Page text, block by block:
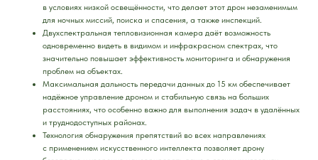
в условиях низкой освещённости, что делает этот дрон незаменимым
для ночных миссий, поиска и спасения, а также инспекций.
Двухспектральная тепловизионная камера даёт возможность
одновременно видеть в видимом и инфракрасном спектрах, что
значительно повышает эффективность мониторинга и обнаружения
проблем на объектах.
Максимальная дальность передачи данных до 15 км обеспечивает
надёжное управление дроном и стабильную связь на больших
расстояниях, что особенно важно для выполнения задач в удалённых
и труднодоступных районах.
Технология обнаружения препятствий во всех направлениях
с применением искусственного интеллекта позволяет дрону